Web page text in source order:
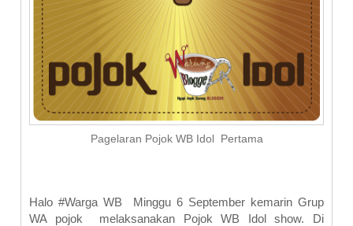
Pagelaran Pojok WB Idol Pertama
Halo #Warga WB Minggu 6 September kemarin Grup
WA pojok melaksanakan Pojok WB Idol show. Di